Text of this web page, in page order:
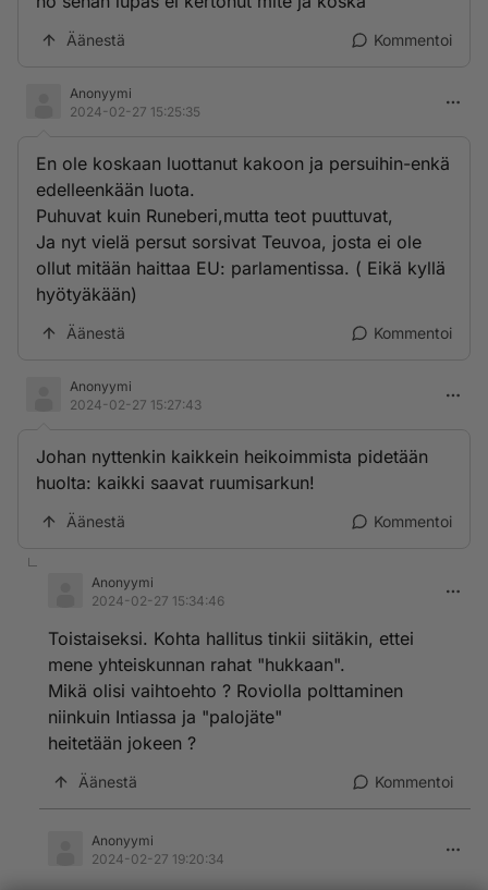
Äänestä Kommentoi
Anonyymi
2024-02-27 15:25:35
En ole koskaan luottanut kakoon ja persuihin-enkä
edelleenkään luota.
Puhuvat kuin Runeberi,mutta teot puuttuvat,
Ja nyt vielä persut sorsivat Teuvoa, josta ei ole
ollut mitään haittaa EU: parlamentissa. ( Eikä kyllä
hyötyäkään)
Äänestä Kommentoi
Anonyymi
2024-02-27 15:27:43
Johan nyttenkin kaikkein heikoimmista pidetään
huolta: kaikki saavat ruumisarkun!
Äänestä Kommentoi
Anonyymi
2024-02-27 15:34:46
Toistaiseksi. Kohta hallitus tinkii siitäkin, ettei
mene yhteiskunnan rahat "hukkaan".
Mikä olisi vaihtoehto ? Roviolla polttaminen
niinkuin Intiassa ja "palojäte"
heitetään jokeen ?
Äänestä Kommentoi
Anonyymi
2024-02-27 19:20:34